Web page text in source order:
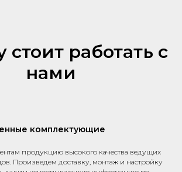
стоит работать с
нами
комплектующие
продукцию высокого качества ведущих
Произведем доставку, монтаж и настройку